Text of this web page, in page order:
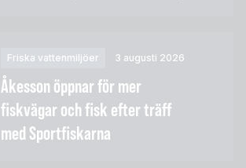
Friska vattenmiljöer 3 augusti 2026
Åkesson öppnar för mer
fiskvägar och fisk efter träff
med Sportfiskarna